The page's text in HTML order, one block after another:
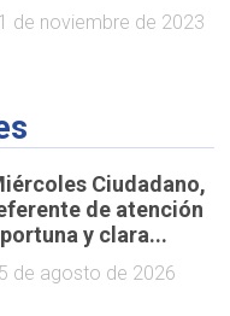
de noviembre de 2023
Ciudadano,
de atención
y clara...
de agosto de 2026